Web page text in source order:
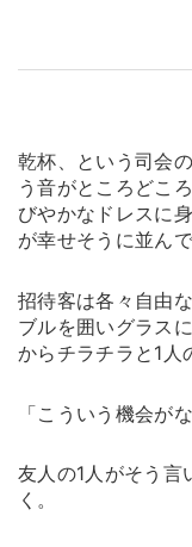
乾杯、という司会
う音がところどこ
びやかなドレスに
が幸せそうに並んで
招待客は各々自由
ブルを囲いグラス
からチラチラと1人
「こういう機会が
友人の1人がそう言
く。